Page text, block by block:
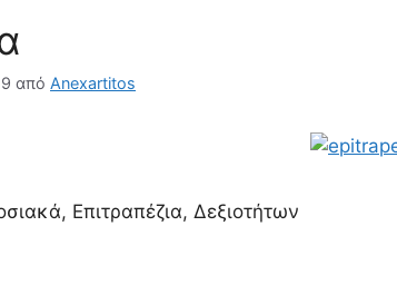
από Anexartitos
Επιτραπέζια, Δεξιοτήτων